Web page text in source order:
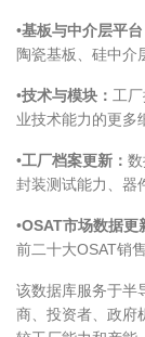
•基板与中介层平台
陶瓷基板、硅中介
•技术与模块： 工
业技术能力的更多
•工厂档案更新：
封装测试能力、器
•OSAT市场数据更
前二十大OSAT销
该数据库服务于半
商、投资者、政府